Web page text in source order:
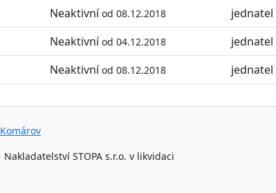
Neaktivníod 08.12.2018 jednatel
Neaktivníod 04.12.2018 jednatel
Neaktivníod 08.12.2018 jednatel
Nakladatelství STOPA s.r.o. v likvidaci